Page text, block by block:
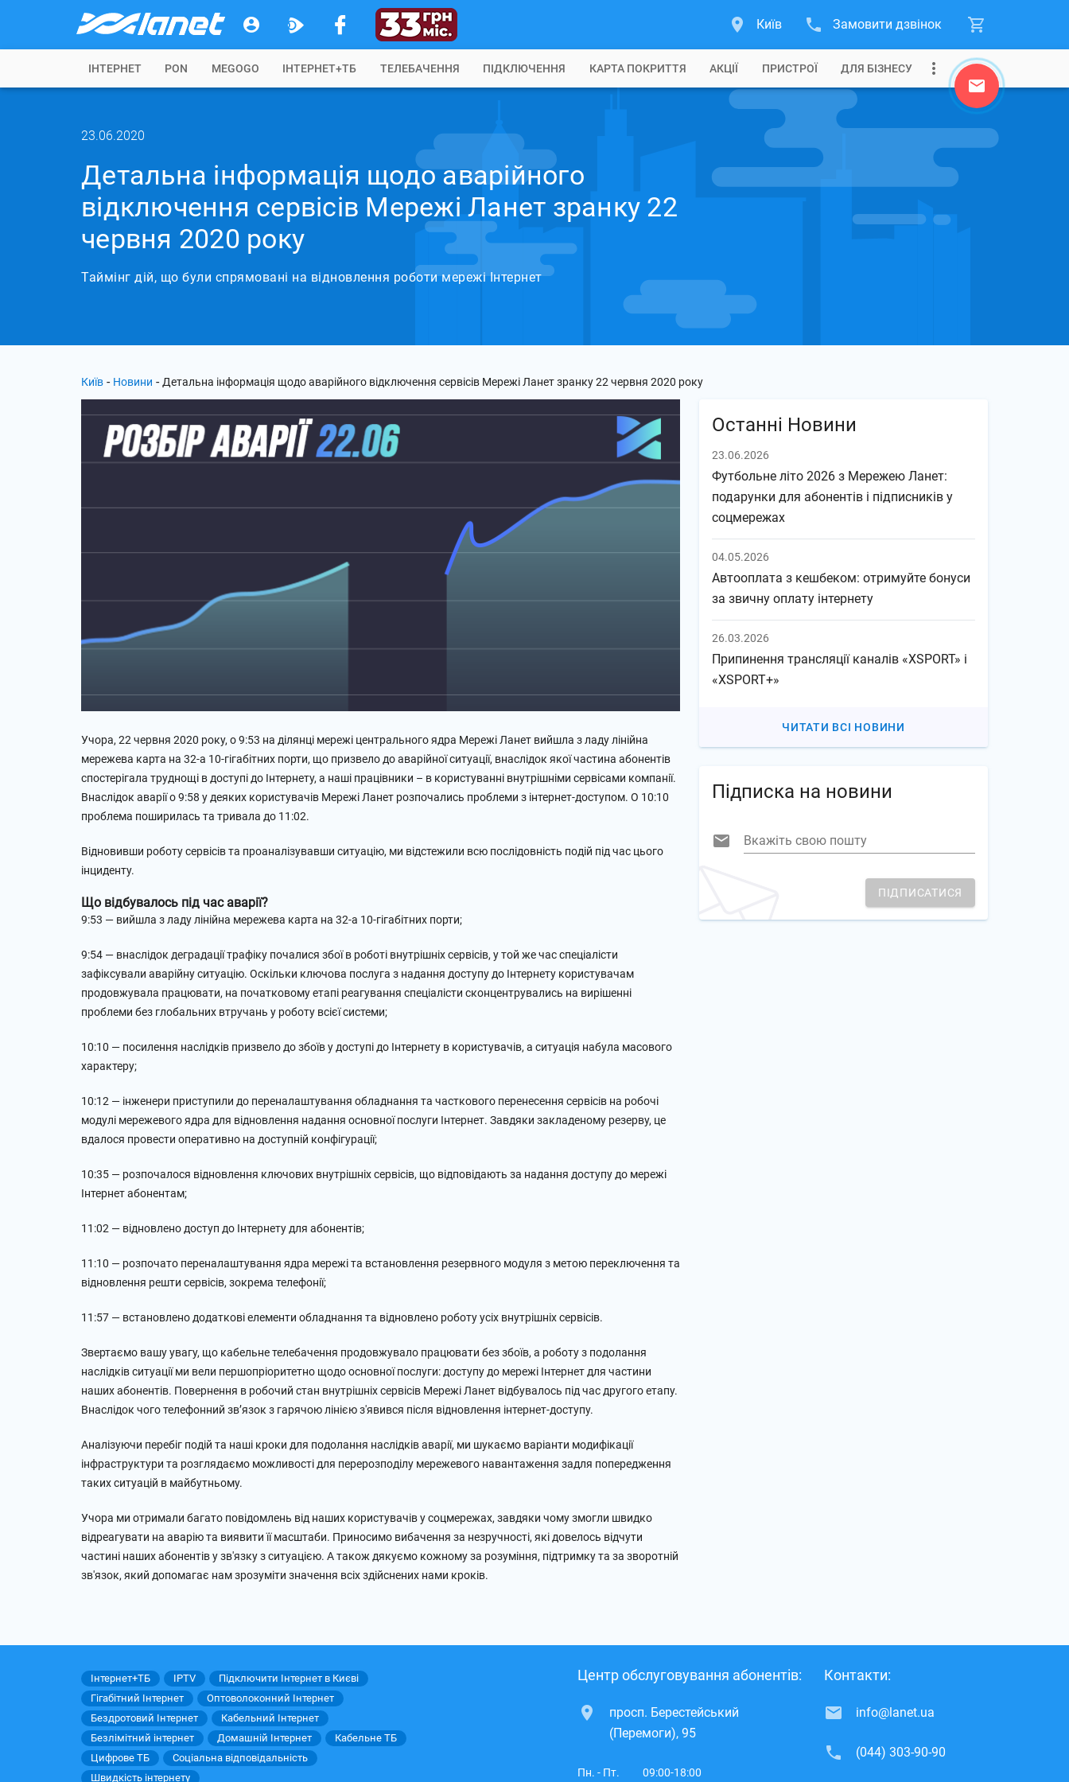
Київ Замовити дзвінок
IНТЕРНЕТ PON MEGOGO ІНТЕРНЕТ+ТБ ТЕЛЕБАЧЕННЯ ПІДКЛЮЧЕННЯ КАРТА ПОКРИТТЯ АКЦІЇ ПРИСТРОЇ ДЛЯ БІЗНЕСУ
23.06.2020
Детальна інформація щодо аварійного
відключення сервісів Мережі Ланет зранку 22
червня 2020 року
Таймінг дій, що були спрямовані на відновлення роботи мережі Інтернет
Київ - Новини - Детальна інформація щодо аварійного відключення сервісів Мережі Ланет зранку 22 червня 2020 року
Учора, 22 червня 2020 року, о 9:53 на ділянці мережі центрального ядра Мережі Ланет вийшла з ладу лінійна
мережева карта на 32-а 10-гігабітних порти, що призвело до аварійної ситуації, внаслідок якої частина абонентів
спостерігала труднощі в доступі до Інтернету, а наші працівники – в користуванні внутрішніми сервісами компанії.
Внаслідок аварії о 9:58 у деяких користувачів Мережі Ланет розпочались проблеми з інтернет-доступом. О 10:10
проблема поширилась та тривала до 11:02.
Відновивши роботу сервісів та проаналізувавши ситуацію, ми відстежили всю послідовність подій під час цього
інциденту.
Що відбувалось під час аварії?
9:53 — вийшла з ладу лінійна мережева карта на 32-а 10-гігабітних порти;
9:54 — внаслідок деградації трафіку почалися збої в роботі внутрішніх сервісів, у той же час спеціалісти
зафіксували аварійну ситуацію. Оскільки ключова послуга з надання доступу до Інтернету користувачам
продовжувала працювати, на початковому етапі реагування спеціалісти сконцентрувались на вирішенні
проблеми без глобальних втручань у роботу всієї системи;
10:10 — посилення наслідків призвело до збоїв у доступі до Інтернету в користувачів, а ситуація набула масового
характеру;
10:12 — інженери приступили до переналаштування обладнання та часткового перенесення сервісів на робочі
модулі мережевого ядра для відновлення надання основної послуги Інтернет. Завдяки закладеному резерву, це
вдалося провести оперативно на доступній конфігурації;
10:35 — розпочалося відновлення ключових внутрішніх сервісів, що відповідають за надання доступу до мережі
Інтернет абонентам;
11:02 — відновлено доступ до Інтернету для абонентів;
11:10 — розпочато переналаштування ядра мережі та встановлення резервного модуля з метою переключення та
відновлення решти сервісів, зокрема телефонії;
11:57 — встановлено додаткові елементи обладнання та відновлено роботу усіх внутрішніх сервісів.
Звертаємо вашу увагу, що кабельне телебачення продовжувало працювати без збоїв, а роботу з подолання
наслідків ситуації ми вели першопріоритетно щодо основної послуги: доступу до мережі Інтернет для частини
наших абонентів. Повернення в робочий стан внутрішніх сервісів Мережі Ланет відбувалось під час другого етапу.
Внаслідок чого телефонний зв’язок з гарячою лінією з'явився після відновлення інтернет-доступу.
Аналізуючи перебіг подій та наші кроки для подолання наслідків аварії, ми шукаємо варіанти модифікації
інфраструктури та розглядаємо можливості для перерозподілу мережевого навантаження задля попередження
таких ситуацій в майбутньому.
Учора ми отримали багато повідомлень від наших користувачів у соцмережах, завдяки чому змогли швидко
відреагувати на аварію та виявити її масштаби. Приносимо вибачення за незручності, які довелось відчути
частині наших абонентів у зв'язку з ситуацією. А також дякуємо кожному за розуміння, підтримку та за зворотній
зв'язок, який допомагає нам зрозуміти значення всіх здійснених нами кроків.
Останні Новини
23.06.2026
Футбольне літо 2026 з Мережею Ланет:
подарунки для абонентів і підписників у
соцмережах
04.05.2026
Автооплата з кешбеком: отримуйте бонуси
за звичну оплату інтернету
26.03.2026
Припинення трансляції каналів «XSPORT» і
«XSPORT+»
ЧИТАТИ ВСІ НОВИНИ
Підписка на новини
Вкажіть свою пошту
ПІДПИСАТИСЯ
Центр обслуговування абонентів:
просп. Берестейський
(Перемоги), 95
Пн. - Пт.
09:00-18:00
Контакти:
info@lanet.ua
(044) 303-90-90
Інтернет+ТБ IPTV
Підключити Інтернет в Києві
Гігабітний Інтернет
Оптоволоконний Інтернет
Бездротовий Інтернет
Кабельний Інтернет
Безлімітний інтернет
Домашній Інтернет
Кабельне ТБ
Цифрове ТБ
Соціальна відповідальність
Швидкість інтернету